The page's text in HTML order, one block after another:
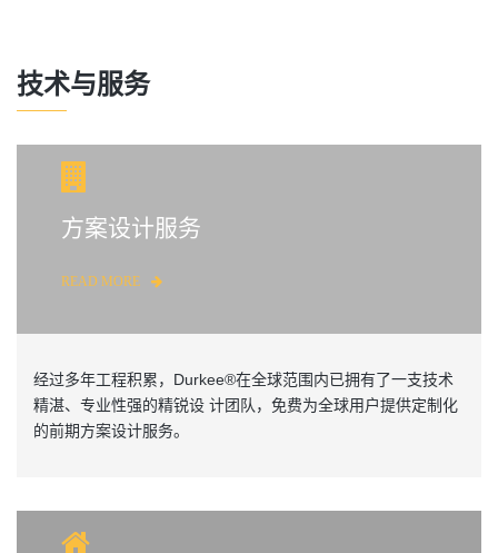
技术与服务
方案设计服务
READ MORE
经过多年工程积累，Durkee®在全球范围内已拥有了一支技术
精湛、专业性强的精锐设 计团队，免费为全球用户提供定制化
的前期方案设计服务。